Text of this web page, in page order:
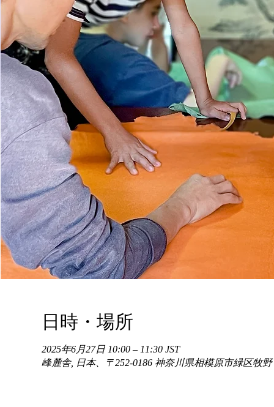
日時・場所
2025年6月27日 10:00 – 11:30 JST
峰麓舎, 日本、〒252-0186 神奈川県相模原市緑区牧